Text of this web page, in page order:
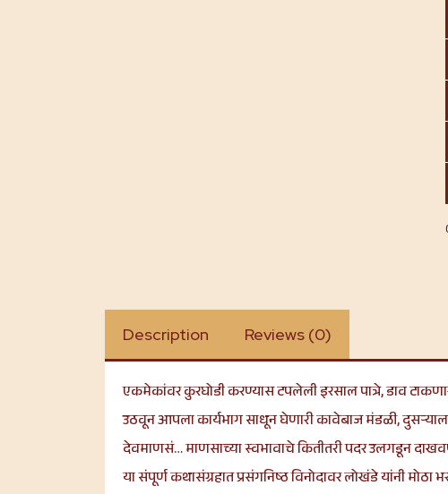
Description Reviews (0)
एकमेकांवर कुरघोडी करण्यास टपलेली इरसाल पात्रे, डाव
उठवून आपला कार्यभाग साधून घेणारी कावेबाज मंडळी,
देवमाणसं… माणसाच्या स्वभावाचे कितीतरी पदर उलगडून
या संपूर्ण कथासंग्रहात प्रसंगनिष्ठ विनोदावर लोखंडे यांनी